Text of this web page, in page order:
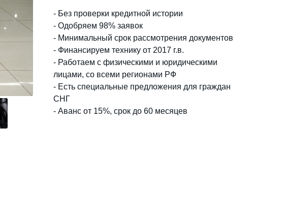
- Без проверки кредитной истории
- Одобряем 98% заявок
- Минимальный срок рассмотрения документов
- Финансируем технику от 2017 г.в.
- Работаем с физическими и юридическими
лицами, со всеми регионами РФ
- Есть специальные предложения для граждан
СНГ
- Аванс от 15%, срок до 60 месяцев